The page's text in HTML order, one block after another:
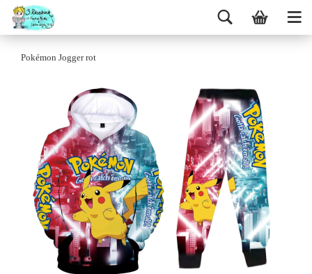
Pokémon Jogger rot